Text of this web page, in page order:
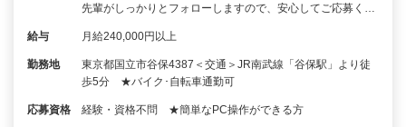
先輩がしっかりとフォローしますので、安心してご応募く…
給与 月給240,000円以上
勤務地
東京都国立市谷保4387＜交通＞JR南武線「谷保駅」より徒
歩5分 ★バイク･自転車通勤可
応募資格 経験・資格不問 ★簡単なPC操作ができる方